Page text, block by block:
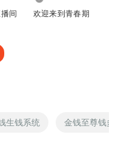
间 欢迎来到青春期
生钱系统 金钱至尊钱多